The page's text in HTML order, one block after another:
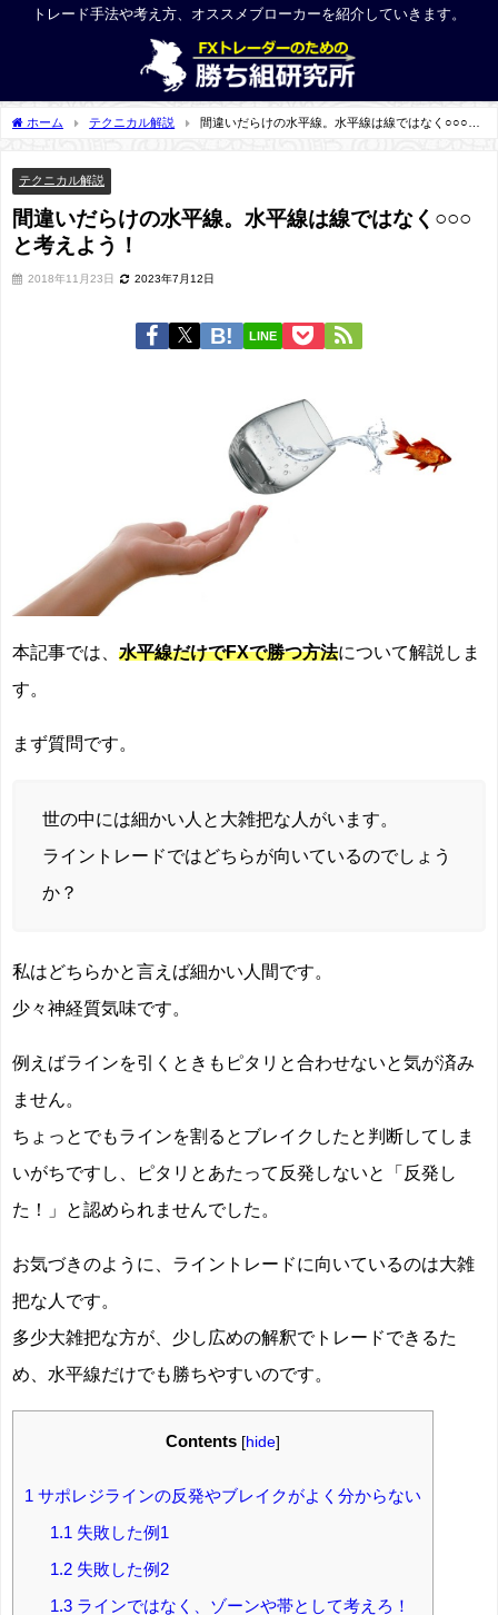
トレード手法や考え方、オススメブローカーを紹介していきます。
ホーム テクニカル解説
間違いだらけの水平線。水平線は線ではなく○○○と
テクニカル解説
間違いだらけの水平線。水平線は線ではなく○○○
と考えよう！
2018年11月23日 2023年7月12日
LINE
本記事では、 水平線だけでFXで勝つ方法について解説しま
す。
まず質問です。
世の中には細かい人と大雑把な人がいます。
ライントレードではどちらが向いているのでしょう
か？
私はどちらかと言えば細かい人間です。
少々神経質気味です。
例えばラインを引くときもピタリと合わせないと気が済み
ません。
ちょっとでもラインを割るとブレイクしたと判断してしま
いがちですし、ピタリとあたって反発しないと「反発し
た！」と認められませんでした。
お気づきのように、ライントレードに向いているのは大雑
把な人です。
多少大雑把な方が、少し広めの解釈でトレードできるた
め、水平線だけでも勝ちやすいのです。
Contents [hide]
1 サポレジラインの反発やブレイクがよく分からない
1.1 失敗した例1
1.2失敗した例2
1.3ラインではなく、ゾーンや帯として考えろ！